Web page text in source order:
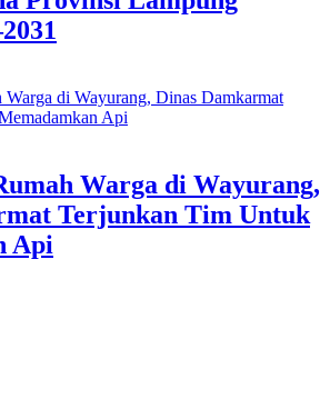
Warga di Wayurang,
Terjunkan Tim Untuk
Api